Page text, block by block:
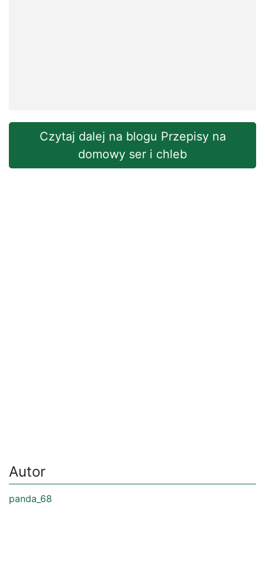
Czytaj dalej na blogu Przepisy na
domowy ser i chleb
Autor
panda_68